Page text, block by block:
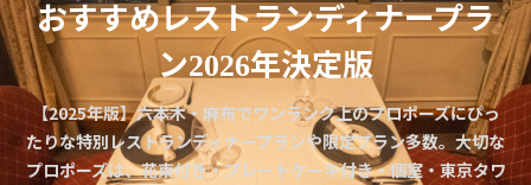
過去に見たお店が最大10件まで表示されます。
10件を超えると、古いものから順に削除されます。
TOP
Annyお祝い体験について
Annyお祝いアイテムについて
おすすめレストランディナープラ
ン2026年決定版
【2025年版】六本木・麻布でワンランク上のプロポーズにぴっ
たりな特別レストランディナープランや限定プラン多数。大切な
プロポーズは、花束付き・プレートケーキ付き・個室・東京タワ